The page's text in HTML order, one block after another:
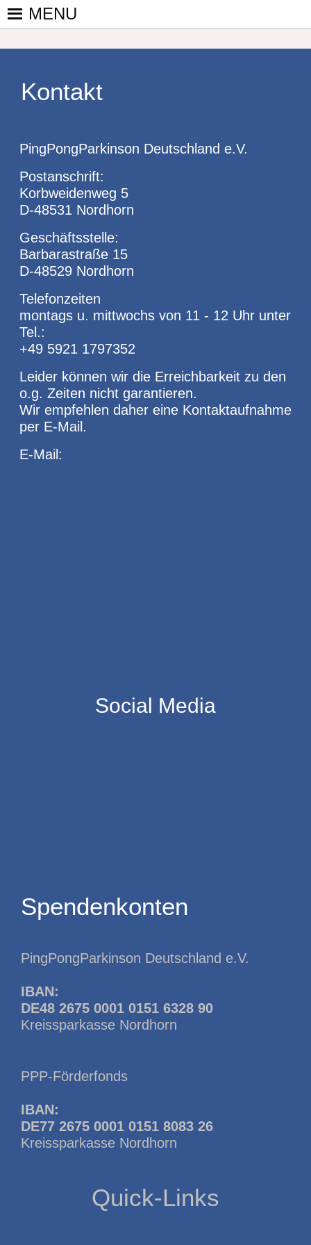
Skip
PINGPONGPARKINSON
ist der
bundesweite
von
kooperierenden
der sich – mit dem
– überwiegend
ehrenamtlich um
Personen mit
Parkinson und
deren Angehörige
kümmert.
MENU
Kontakt
PingPongParkinson Deutschland e.V.
Postanschrift:
Korbweidenweg 5
D-48531 Nordhorn
Geschäftsstelle:
Barbarastraße 15
D-48529 Nordhorn
Telefonzeiten
montags u. mittwochs von 11 - 12 Uhr unter
Tel.:
+49 5921 1797352
Leider können wir die Erreichbarkeit zu den
o.g. Zeiten nicht garantieren.
Wir empfehlen daher eine Kontaktaufnahme
per E-Mail.
E-Mail:
Social Media
Spendenkonten
PingPongParkinson Deutschland e.V.
IBAN:
DE48 2675 0001 0151 6328 90
Kreissparkasse Nordhorn
PPP-Förderfonds
IBAN:
DE77 2675 0001 0151 8083 26
Kreissparkasse Nordhorn
Quick-Links